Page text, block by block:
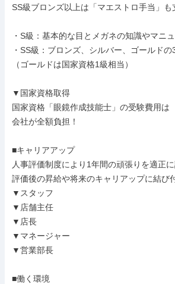
SS級ブロンズ以上は「マエストロ手当」も
・S級：基本的な目とメガネの知識やマニ
・SS級：ブロンズ、シルバー、ゴールドの
（ゴールドは国家資格1級相当）
▼国家資格取得
国家資格「眼鏡作成技能士」の受験費用は
会社が全額負担！
■キャリアアップ
人事評価制度により1年間の頑張りを適正に
評価後の昇給や将来のキャリアップに結び
▼スタッフ
▼店舗主任
▼店長
▼マネージャー
▼営業部長
■働く環境